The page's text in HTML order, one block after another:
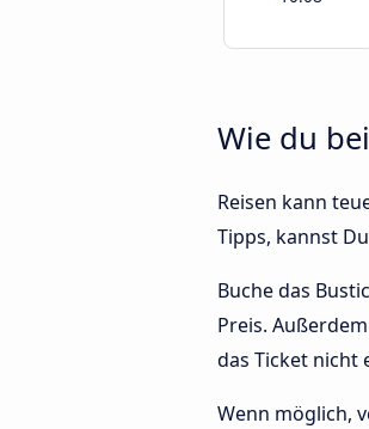
Wie du
Reisen kann
Tipps, kannst
Buche das
Preis.
das Ticket nicht
Wenn möglich,